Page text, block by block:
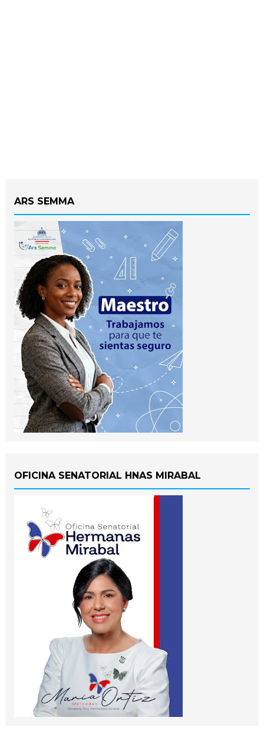
ARS SEMMA
OFICINA SENATORIAL HNAS MIRABAL